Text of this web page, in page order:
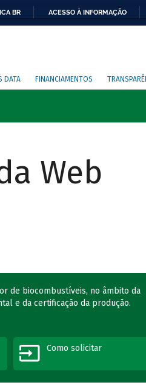
BR ACESSO À INFORMAÇÃO
DATA FINANCIAMENTOS
Web
de biocombustíveis, no âmbito da
e da certificação da produção.
Como solicitar